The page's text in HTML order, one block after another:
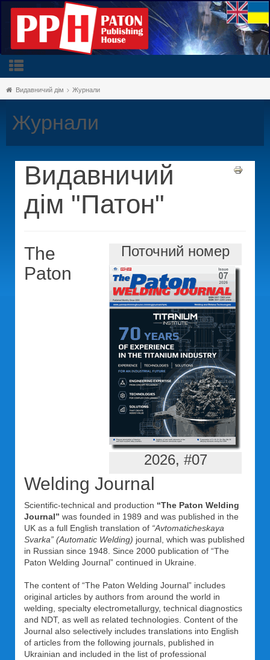
Видавничий дім Журнали
Журнали
Видавничий
дім "Патон"
Поточний номер
2026, #07
The
Paton
Welding Journal
Scientific-technical and production “The Paton Welding
Journal” was founded in 1989 and was published in the
UK as a full English translation of “Avtomaticheskaya
Svarka” (Automatic Welding) journal, which was published
in Russian since 1948. Since 2000 publication of “The
Paton Welding Journal” continued in Ukraine.
The content of “The Paton Welding Journal” includes
original articles by authors from around the world in
welding, specialty electrometallurgy, technical diagnostics
and NDT, as well as related technologies. Content of the
Journal also selectively includes translations into English
of articles from the following journals, published in
Ukrainian and included in the list of professional